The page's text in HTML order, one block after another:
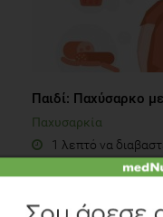
Παιδί: Παχύσαρκο
Παχυσαρκία
1 λεπτό να